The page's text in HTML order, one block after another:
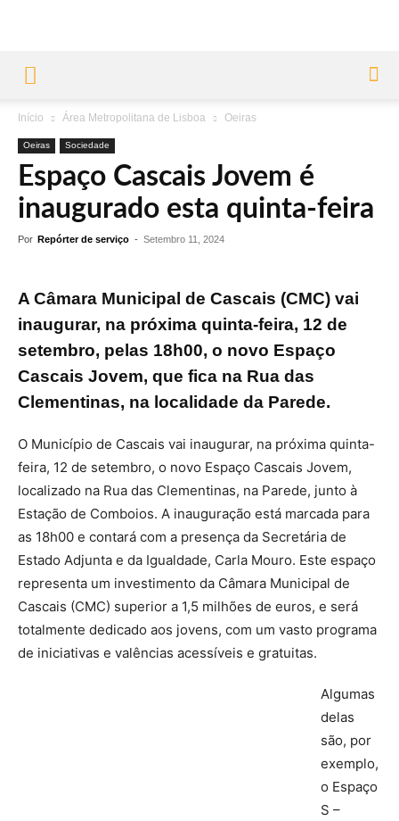
Início Área Metropolitana de Lisboa Oeiras
Oeiras Sociedade
Espaço Cascais Jovem é
inaugurado esta quinta-feira
Por Repórter de serviço - Setembro 11, 2024
A Câmara Municipal de Cascais (CMC) vai
inaugurar, na próxima quinta-feira, 12 de
setembro, pelas 18h00, o novo Espaço
Cascais Jovem, que fica na Rua das
Clementinas, na localidade da Parede.
O Município de Cascais vai inaugurar, na próxima quinta-
feira, 12 de setembro, o novo Espaço Cascais Jovem,
localizado na Rua das Clementinas, na Parede, junto à
Estação de Comboios. A inauguração está marcada para
as 18h00 e contará com a presença da Secretária de
Estado Adjunta e da Igualdade, Carla Mouro. Este espaço
representa um investimento da Câmara Municipal de
Cascais (CMC) superior a 1,5 milhões de euros, e será
totalmente dedicado aos jovens, com um vasto programa
de iniciativas e valências acessíveis e gratuitas.
Algumas
delas
são, por
exemplo,
o Espaço
S –